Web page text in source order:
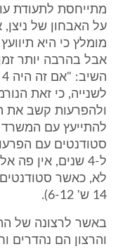
מתייחסת לתעודת
על האבחון של
מומלץ כי היא
אבל בהרבה יותר
לשנייה, כי זאת
ולהפרעות קשב את
להתייעץ עם המשרד
סטודנטים עם
ל-4 שנים, אין
לא, כאשר
14 ש' 6-12).
באשר לרצונה של
והרצון הם נהדרים